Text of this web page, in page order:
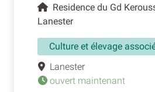
Residence du Gd
Lanester
Culture et élevage
Lanester
ouvert maintenant